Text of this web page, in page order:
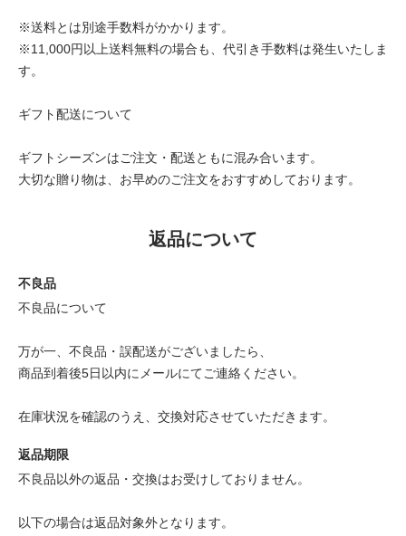
※送料とは別途手数料がかかります。
※11,000円以上送料無料の場合も、代引き手数料は発生いたしま
す。
ギフト配送について
ギフトシーズンはご注文・配送ともに混み合います。
大切な贈り物は、お早めのご注文をおすすめしております。
返品について
不良品
不良品について
万が一、不良品・誤配送がございましたら、
商品到着後5日以内にメールにてご連絡ください。
在庫状況を確認のうえ、交換対応させていただきます。
返品期限
不良品以外の返品・交換はお受けしておりません。
以下の場合は返品対象外となります。